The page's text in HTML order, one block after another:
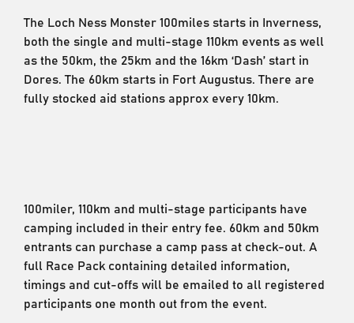
The Loch Ness Monster 100miles starts in Inverness,
both the single and multi-stage 110km events as well
as the 50km, the 25km and the 16km ‘Dash’ start in
Dores. The 60km starts in Fort Augustus. There are
fully stocked aid stations approx every 10km.
100miler, 110km and multi-stage participants have
camping included in their entry fee. 60km and 50km
entrants can purchase a camp pass at check-out. A
full Race Pack containing detailed information,
timings and cut-offs will be emailed to all registered
participants one month out from the event.